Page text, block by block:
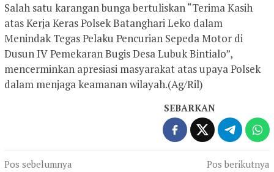
Salah satu karangan bunga bertuliskan “Terima Kasih
atas Kerja Keras Polsek Batanghari Leko dalam
Menindak Tegas Pelaku Pencurian Sepeda Motor di
Dusun IV Pemekaran Bugis Desa Lubuk Bintialo”,
mencerminkan apresiasi masyarakat atas upaya Polsek
dalam menjaga keamanan wilayah.(Ag/Ril)
SEBARKAN
Navigasi
Pos sebelumnya
Pos berikutnya